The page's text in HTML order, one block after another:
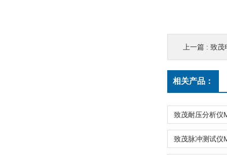
上一篇 : 致茂
相关产品：